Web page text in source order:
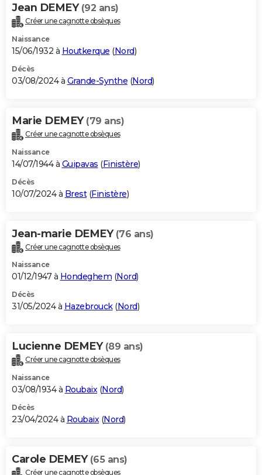
Jean DEMEY (92 ans)
Créer une cagnotte obsèques
Naissance
15/06/1932 à Houtkerque (Nord)
Décès
03/08/2024 à Grande-Synthe (Nord)
Marie DEMEY (79 ans)
Créer une cagnotte obsèques
Naissance
14/07/1944 à Guipavas (Finistère)
Décès
10/07/2024 à Brest(Finistère)
Jean-marie DEMEY (76 ans)
Créer une cagnotte obsèques
Naissance
01/12/1947 à Hondeghem (Nord)
Décès
31/05/2024 à Hazebrouck(Nord)
Lucienne DEMEY (89 ans)
Créer une cagnotte obsèques
Naissance
03/08/1934 à Roubaix(Nord)
Décès
23/04/2024 à Roubaix(Nord)
Carole DEMEY (65 ans)
Créer une cagnotte obsèques